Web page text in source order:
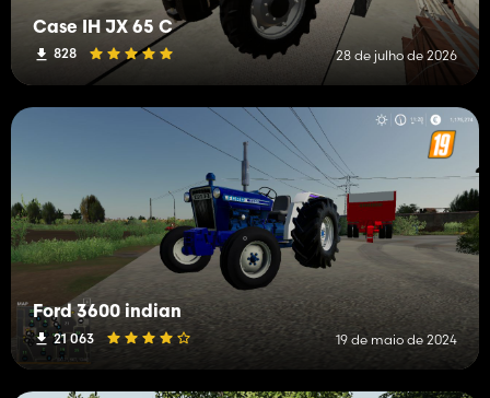
Case IH JX 65 C
828 28 de julho de 2026
Ford 3600 indian
21 063 19 de maio de 2024